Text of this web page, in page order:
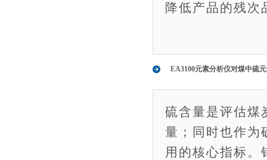
降低产品的残次
EA3100元素分析仪对煤中硫
硫含量是评估煤
量；同时也作为
用的核心指标。